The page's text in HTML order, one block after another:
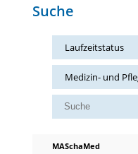
Suche
Laufzeitstatus
Medizin- und
MASchaMed